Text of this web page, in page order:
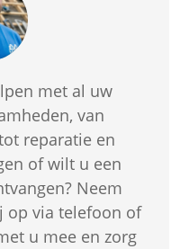
met al uw
van
reparatie en
of wilt u een
Neem
op via telefoon of
u mee en zorg